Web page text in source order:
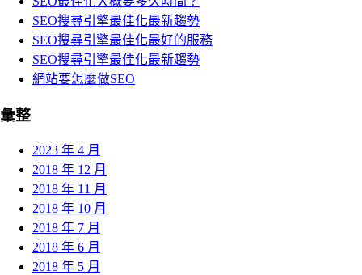
SEO搜尋引擎最佳化最新趨勢
SEO搜尋引擎最佳化最好的服務
SEO搜尋引擎最佳化最新趨勢
網站要怎麼做SEO
彙整
2023 年 4 月
2018 年 12 月
2018 年 11 月
2018 年 10 月
2018 年 7 月
2018 年 6 月
2018 年 5 月